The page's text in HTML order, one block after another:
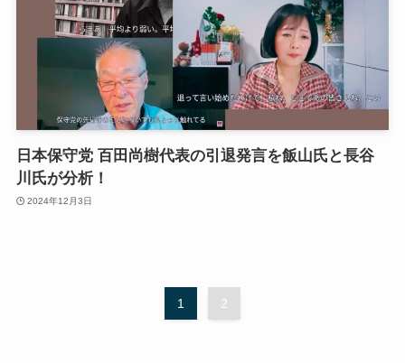
日本保守党 百田尚樹代表の引退発言を飯山氏と長谷
川氏が分析！
2024年12月3日
1 2